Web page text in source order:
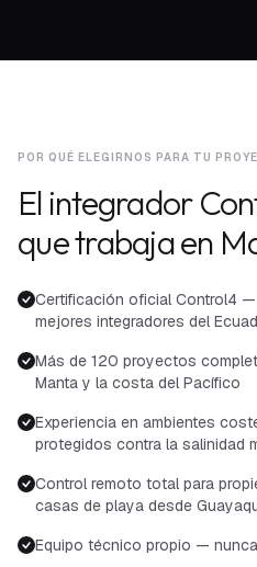
POR QUÉ ELEGIRNOS PARA TU
El integrador
que trabaja en
Certificación oficial Control4
mejores integradores del
Más de 120 proyectos
Manta y la costa del Pacífico
Experiencia en ambientes
protegidos contra la salinidad
Control remoto total para
casas de playa desde
Equipo técnico propio —